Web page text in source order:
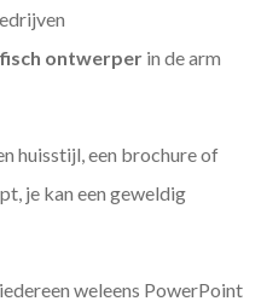
ontwerper in de arm
huisstijl, een brochure of
je kan een geweldig
weleens PowerPoint